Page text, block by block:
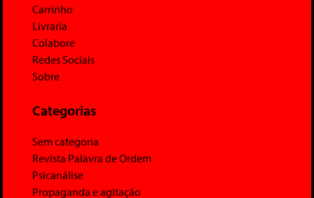
Carrinho
Livraria
Colabore
Redes Sociais
Sobre
Categorias
Sem categoria
Revista Palavra de Ordem
Psicanálise
Propaganda e agitação